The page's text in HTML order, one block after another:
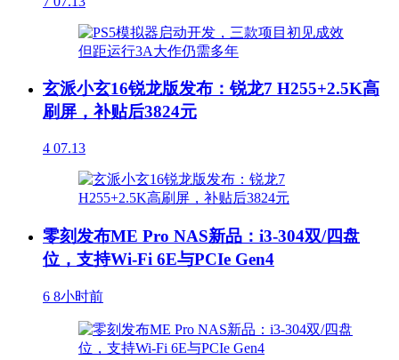
玄派小玄16锐龙版发布：锐龙7 H255+2.5K高
刷屏，补贴后3824元
4 07.13
零刻发布ME Pro NAS新品：i3-304双/四盘
位，支持Wi-Fi 6E与PCIe Gen4
6 8小时前